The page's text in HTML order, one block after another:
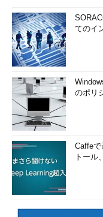
てのイ
のポリ
Caffe
トール